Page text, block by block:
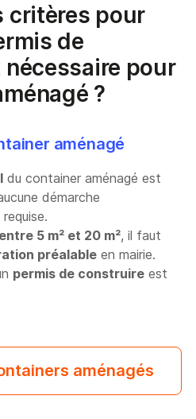
critères pour
de
pour
?
aménagé
du container aménagé est
démarche
5 m² et 20 m², il faut
préalable en mairie.
permis de construire est
aménagés